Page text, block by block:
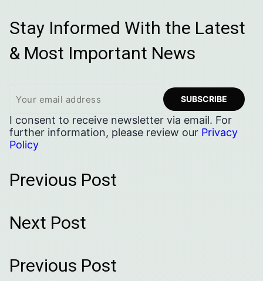
Stay Informed With the Latest
& Most Important News
I consent to receive newsletter via email. For
further information, please review our Privacy
Policy
Previous Post
Next Post
Previous Post